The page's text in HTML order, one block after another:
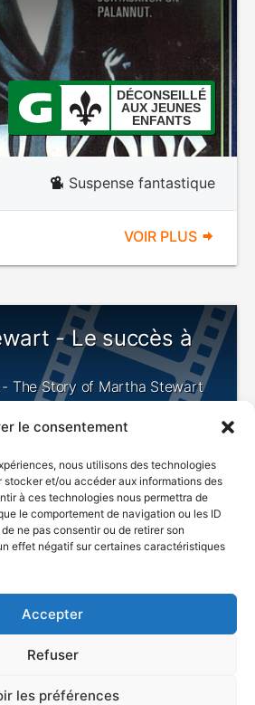
le consentement
nous utilisons des technologies
stocker et/ou accéder aux informations des
à ces technologies nous permettra de
le comportement de navigation ou les ID
ne pas consentir ou de retirer son
effet négatif sur certaines caractéristiques
Accepter
Refuser
les préférences
DÉCONSEILLÉ
AUX JEUNES
ENFANTS
Suspense fantastique
VOIR PLUS
- Le succès à
- The Story of Martha Stewart
Téléfilm biographique
présente